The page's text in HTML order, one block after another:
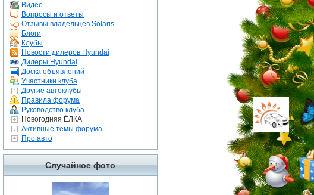
Видео
Вопросы и ответы
Отзывы владельцев Solaris
Блоги
Клубы
Новости дилеров Hyundai
Дилеры Hyundai
Доска объявлений
Участники клуба
Другие автоклубы
Правила форума
Руководство клуба
Новогодняя ЁЛКА
Активные темы форума
Про авто
Случайное фото